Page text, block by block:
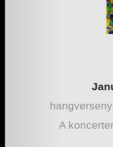
A